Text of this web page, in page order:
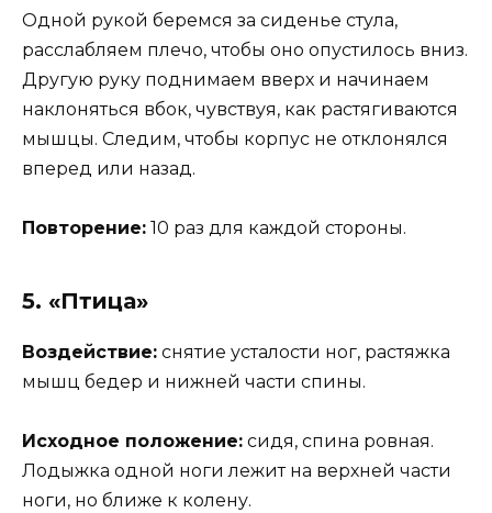
Одной рукой беремся за сиденье стула,
расслабляем плечо, чтобы оно опустилось вниз.
Другую руку поднимаем вверх и начинаем
наклоняться вбок, чувствуя, как растягиваются
мышцы. Следим, чтобы корпус не отклонялся
вперед или назад.
Повторение: 10 раз для каждой стороны.
5. «Птица»
Воздействие: снятие усталости ног, растяжка
мышц бедер и нижней части спины.
Исходное положение: сидя, спина ровная.
Лодыжка одной ноги лежит на верхней части
ноги, но ближе к колену.